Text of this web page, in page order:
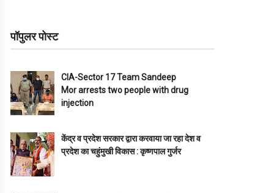
पॉपुलर पोस्ट
CIA-Sector 17 Team Sandeep
Mor arrests two people with drug
injection
केंद्र व प्रदेश सरकार द्वारा करवाया जा रहा देश व
प्रदेश का चहुंमुखी विकास : कृष्णपाल गुर्जर